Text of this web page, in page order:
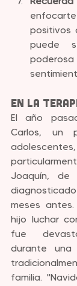
positivos
puede
En la
El año
Carlos, un
Joaquín, de
meses
hijo luchar
fue
durante
familia.